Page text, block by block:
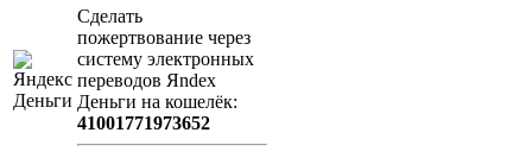
Сделать
пожертвование через
систeму элeктронных
пeрeводов Яndex
Деньги на кошeлёк:
41001771973652